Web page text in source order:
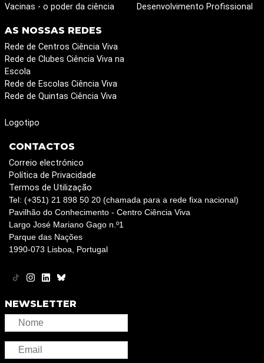
Vacinas - o poder da ciência
Desenvolvimento Profissional
AS NOSSAS REDES
Rede de Centros Ciência Viva
Rede de Clubes Ciência Viva na
Escola
Rede de Escolas Ciência Viva
Rede de Quintas Ciência Viva
Logotipo
CONTACTOS
Correio electrónico
Política de Privacidade
Termos de Utilização
Tel: (+351) 21 898 50 20 (chamada para a rede fixa nacional)
Pavilhão do Conhecimento - Centro Ciência Viva
Largo José Mariano Gago n.º1
Parque das Nações
1990-073 Lisboa, Portugal
NEWSLETTER